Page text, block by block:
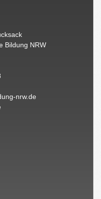
Bildung NRW
nrw.de